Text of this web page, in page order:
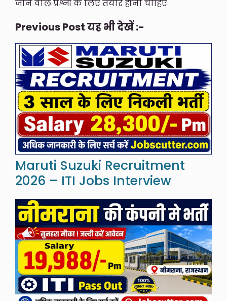
जाने वाले प्रश्नों के लिए तैयार होना चाहिए
Previous Post यह भी देखें :-
Maruti Suzuki Recruitment
2026 – ITI Jobs Interview